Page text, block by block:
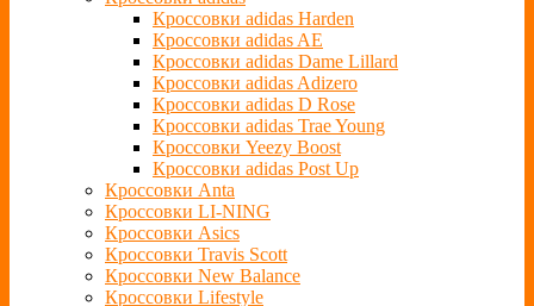
Кроссовки adidas Harden
Кроссовки adidas AE
Кроссовки adidas Dame Lillard
Кроссовки adidas Adizero
Кроссовки adidas D Rose
Кроссовки adidas Trae Young
Кроссовки Yeezy Boost
Кроссовки adidas Post Up
Кроссовки Anta
Кроссовки LI-NING
Кроссовки Asics
Кроссовки Travis Scott
Кроссовки New Balance
Кроссовки Lifestyle